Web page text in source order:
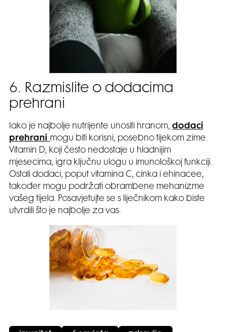
6. Razmislite o dodacima
prehrani
Iako je najbolje nutrijente unositi hranom, dodaci
prehrani mogu biti korisni, posebno tijekom zime.
Vitamin D, koji često nedostaje u hladnijim
mjesecima, igra ključnu ulogu u imunološkoj funkciji.
Ostali dodaci, poput vitamina C, cinka i ehinacee,
također mogu podržati obrambene mehanizme
vašeg tijela. Posavjetujte se s liječnikom kako biste
utvrdili što je najbolje za vas.